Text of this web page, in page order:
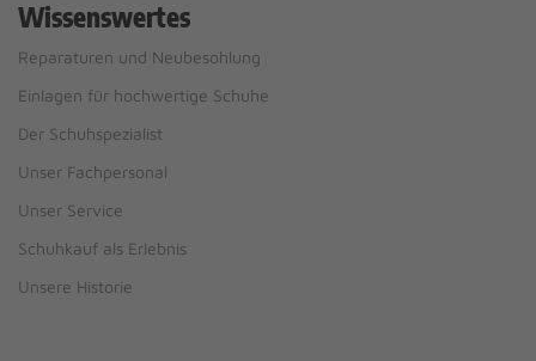
Wissenswertes
Reparaturen und Neubesohlung
Einlagen für hochwertige Schuhe
Der Schuhspezialist
Unser Fachpersonal
Unser Service
Schuhkauf als Erlebnis
Unsere Historie